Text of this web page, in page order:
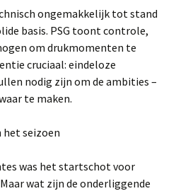
ongemakkelijk tot stand
basis. PSG toont controle,
om drukmomenten te
cruciaal: eindeloze
nodig zijn om de ambities –
te maken.
het seizoen
was het startschot voor
wat zijn de onderliggende